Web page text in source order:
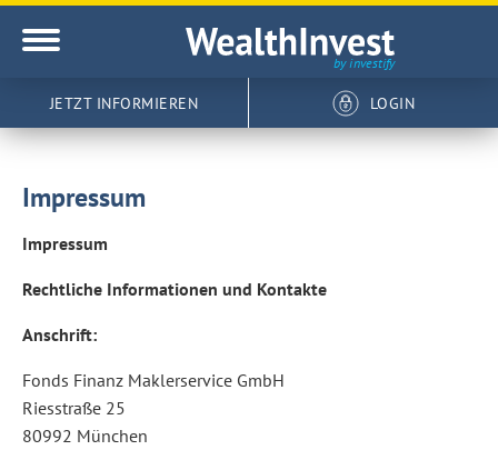
JETZT INFORMIEREN LOGIN
Impressum
Impressum
Rechtliche Informationen und Kontakte
Anschrift:
Fonds Finanz Maklerservice GmbH
Riesstraße 25
80992 München